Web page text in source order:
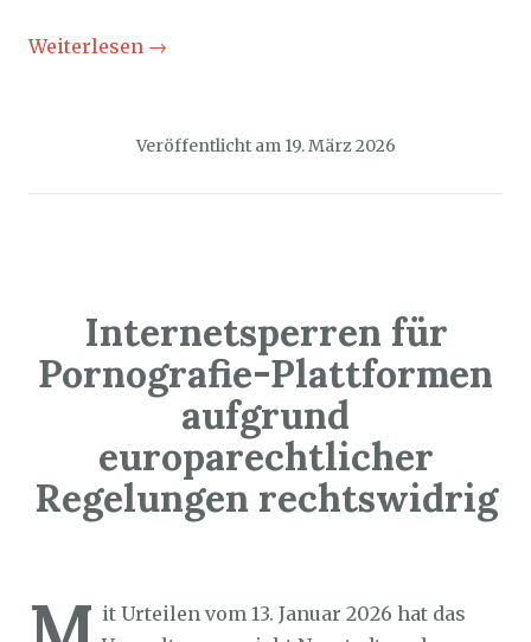
Weiterlesen →
Veröffentlicht am 19. März 2026
Internetsperren für
Pornografie-Plattformen
aufgrund
europarechtlicher
Regelungen rechtswidrig
it Urteilen vom 13. Januar 2026 hat das